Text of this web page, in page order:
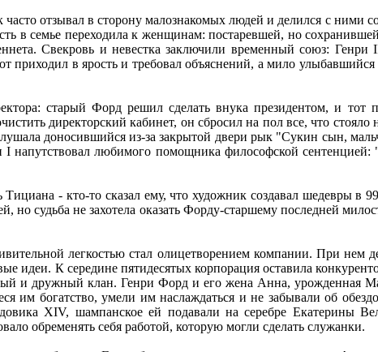
отзывал в сторону малознакомых людей и делился с ними
в семье переходила к женщинам: постаревшей, но
Свекровь и невестка заключили временный союз: Генри
приходил в ярость и требовал объяснений, а мило
старый Форд решил сделать внука президентом, и тот
директорский кабинет, он сбросил на пол все, что стояло
доносившийся из-за закрытой двери рык "Сукин сын,
любимого помощника философской сентенцией:
- кто-то сказал ему, что художник создавал шедевры в
но судьба не захотела оказать Форду-старшему последней
легкостью стал олицетворением компании. При нем
идеи. К середине пятидесятых корпорация оставила
и дружный клан. Генри Форд и его жена Анна, урожденная
им богатство, умели им наслаждаться и не забывали об
XIV, шампанское ей подавали на серебре Екатерины
обременять себя работой, которую могли сделать служанки.